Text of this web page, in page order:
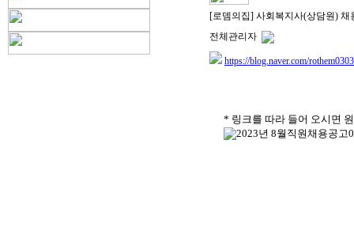
[로뎀의집] 사회복지사(상담원) 채
전체관리자
https://blog.naver.com/
* 링크를 따라 들어 오시면